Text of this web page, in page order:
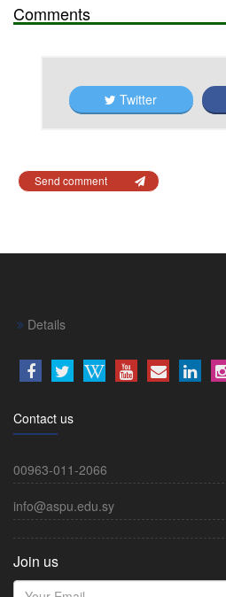
Comments
Twitter
Send comment
Details
Contact us
00963-011-2066
info@aspu.edu.sy
Join us